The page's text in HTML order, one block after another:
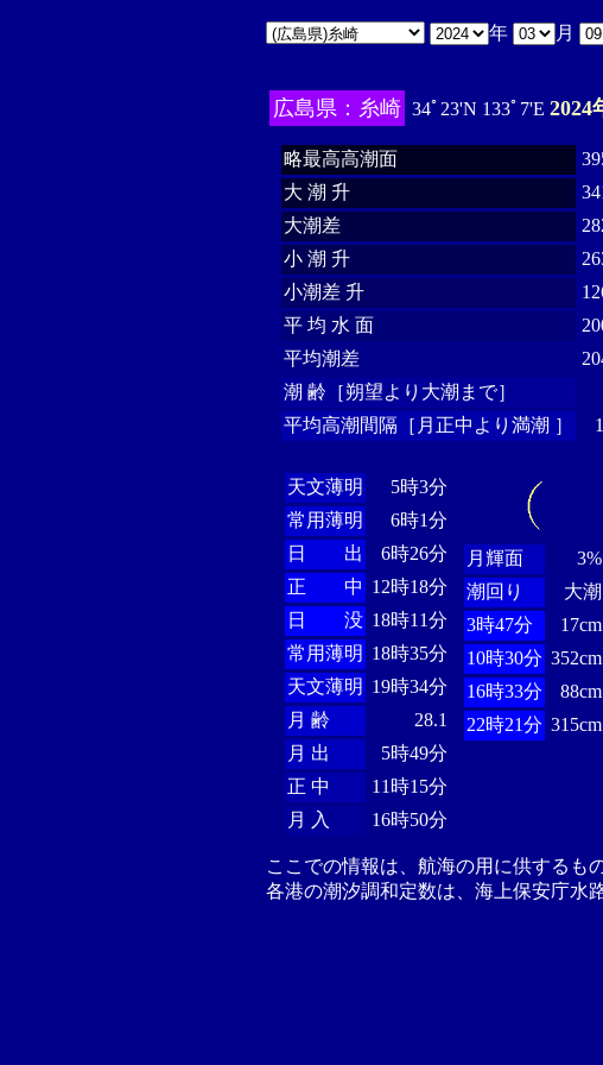
年 月
広島県：糸崎 34ﾟ23'N 133ﾟ7'E 2024
略最高高潮面
大 潮 升
大潮差
小 潮 升
小潮差 升
平 均 水 面
平均潮差
潮 齢［朔望より大潮まで］
平均高潮間隔［月正中より満潮 ］
天文薄明
5時3分
常用薄明
6時1分
日 出
6時26分
正 中 12時18分
日 没 18時11分
常用薄明 18時35分
天文薄明 19時34分
月 齢
28.1
月 出
5時49分
正 中
11時15分
月 入
16時50分
月輝面
3%
潮回り
大潮
3時47分
17cm
10時30分 352cm
16時33分
88cm
22時21分 315cm
ここでの情報は、航海の用に供するも
各港の潮汐調和定数は、海上保安庁水